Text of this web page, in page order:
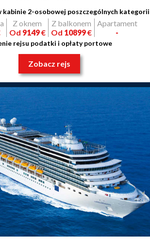
kabinie 2-osobowej poszczególnych kategorii
Z oknem
Od 9149€
Z balkonem
Od 10899€
Apartament
-
rejsu podatki i opłaty portowe
Zobacz rejs